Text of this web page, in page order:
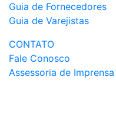
Guia de Fornecedores
Guia de Varejistas
CONTATO
Fale Conosco
Assessoria de Imprensa